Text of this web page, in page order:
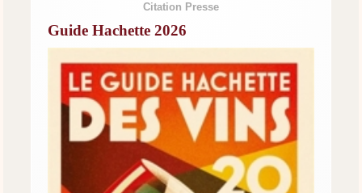
Citation Presse
Guide Hachette 2026